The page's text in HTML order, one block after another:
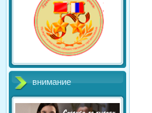
внимание